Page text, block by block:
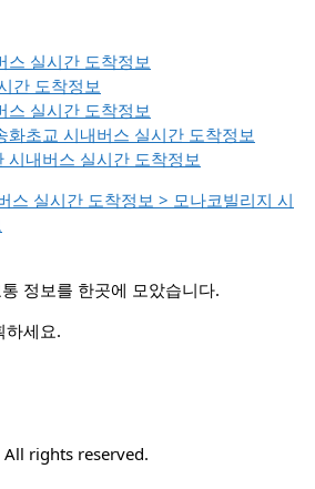
스 실시간 도착정보
간 도착정보
스 실시간 도착정보
화초교 시내버스 실시간 도착정보
시내버스 실시간 도착정보
스 실시간 도착정보 > 모나코빌리지 시
정보를 한곳에 모았습니다.
하세요.
rights reserved.